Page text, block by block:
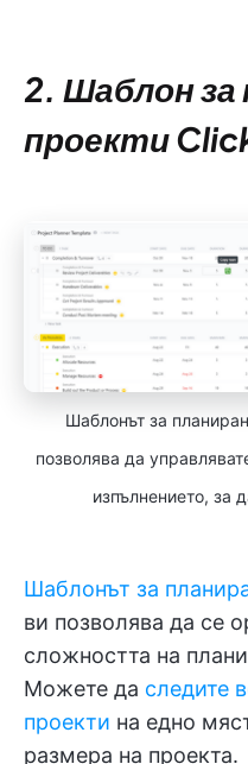
2. Шаблон за
проекти
Шаблонът за
позволява да
изпълнението, за
Шаблонът за
ви позволява да се
сложността на
Можете да следите
проекти на едно
размера на проекта.